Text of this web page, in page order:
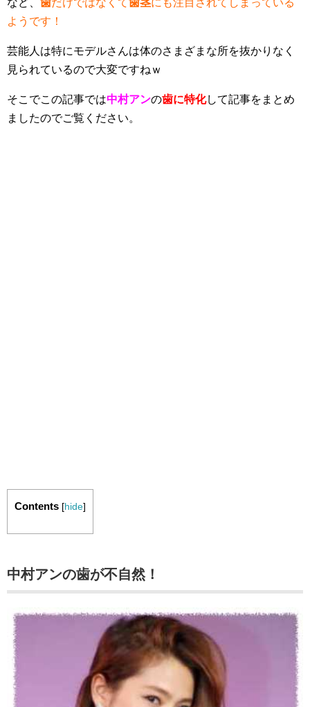
ようです！
芸能人は特にモデルさんは体のさまざまな所を抜かりなく
見られているので大変ですねｗ
そこでこの記事では中村アンの歯に特化して記事をまとめ
ましたのでご覧ください。
Contents [hide]
中村アンの歯が不自然！